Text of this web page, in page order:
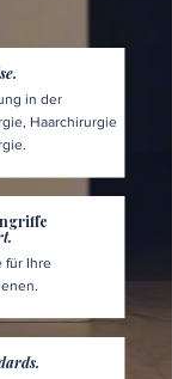
in der
Haarchirurgie
für Ihre